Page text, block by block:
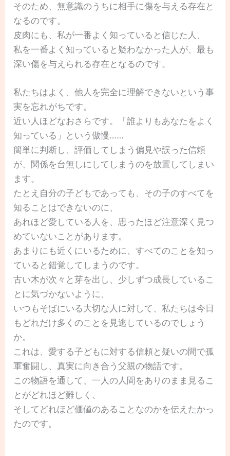
そのため、無意識のうちに相手に傷を与える存在と
なるのです。
皮肉にも、私が一番よく知っていると信じた人、
私を一番よく知っていると疑わなかった人が、最も
深い傷を与えられる存在となるのです。
私たちはよく、他人を完全に理解できないという事
実を忘れがちです。
近い人ほどなおさらです。「誰よりもあなたをよく
知っている」という傲慢……
簡単に判断し、評価してしまう偏見や誤った信頼
が、関係を台無しにしてしまうのを放置してしまい
ます。
たとえ自分の子どもであっても、その子のすべてを
知ることはできないのに、
あれほど愛している人を、思ったほど注意深く見つ
めていないことがあります。
あまりにも近くにいるために、すべてのことを知っ
ていると錯覚してしまうのです。
古い木が次々と芽を出し、少しずつ成長しているこ
とに気づかないように、
いつもそばにいる大切な人に対して、私たちは今日
もどれだけ多くのことを見逃しているのでしょう
か。
これは、愛する子どもに対する信頼と疑いの間で孤
軍奮闘し、真実に向き合う父親の物語です。
この物語を通して、一人の人間をありのまま見るこ
とがどれほど難しく、
そしてどれほど価値のあることなのかを伝えたかっ
たのです。